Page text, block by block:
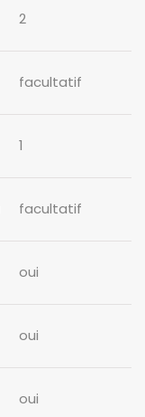
2
facultatif
1
facultatif
oui
oui
oui